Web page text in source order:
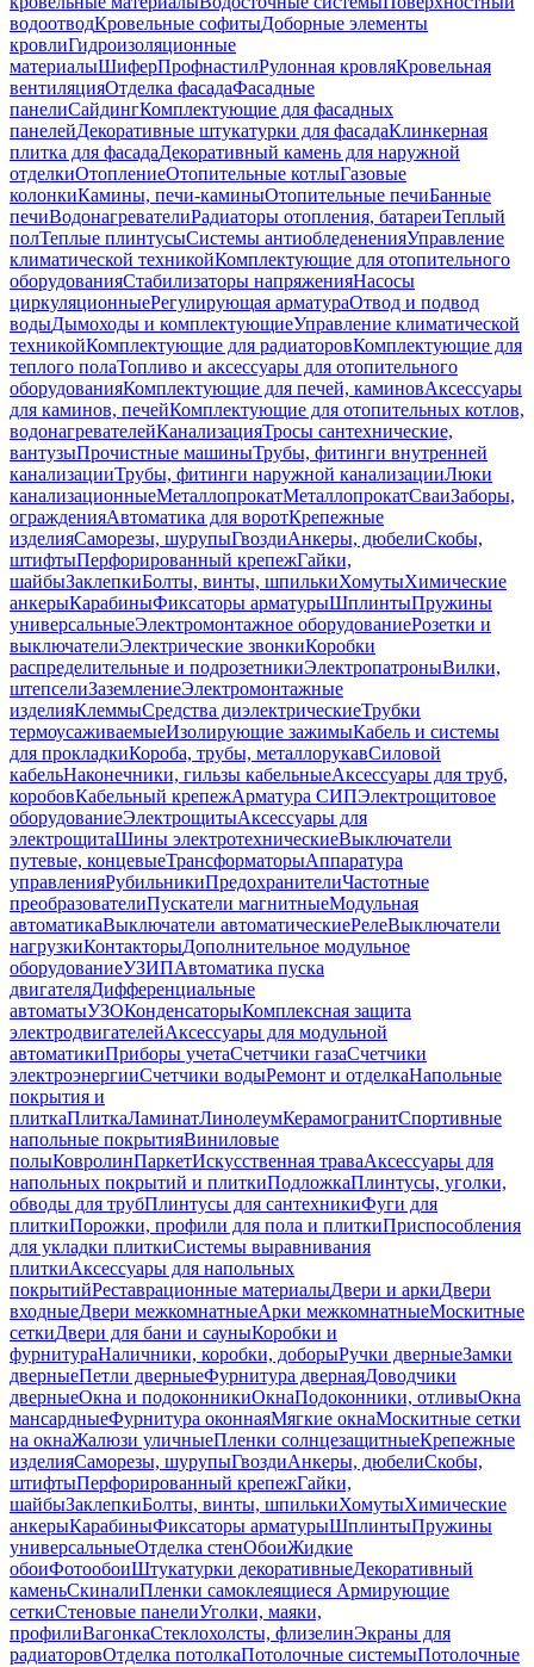
водоотводКровельные софитыДоборные элементы
кровлиГидроизоляционные
материалыШиферПрофнастилРулонная кровляКровельная
вентиляцияОтделка фасадаФасадные
панелиСайдингКомплектующие для фасадных
панелейДекоративные штукатурки для фасадаКлинкерная
плитка для фасадаДекоративный камень для наружной
отделкиОтоплениеОтопительные котлыГазовые
колонкиКамины, печи-каминыОтопительные печиБанные
печиВодонагревателиРадиаторы отопления, батареиТеплый
полТеплые плинтусыСистемы антиобледененияУправление
климатической техникойКомплектующие для отопительного
оборудованияСтабилизаторы напряженияНасосы
циркуляционныеРегулирующая арматураОтвод и подвод
водыДымоходы и комплектующиеУправление климатической
техникойКомплектующие для радиаторовКомплектующие для
теплого полаТопливо и аксессуары для отопительного
оборудованияКомплектующие для печей, каминовАксессуары
для каминов, печейКомплектующие для отопительных котлов,
водонагревателейКанализацияТросы сантехнические,
вантузыПрочистные машиныТрубы, фитинги внутренней
канализацииТрубы, фитинги наружной канализацииЛюки
канализационныеМеталлопрокатМеталлопрокатСваиЗаборы,
огражденияАвтоматика для воротКрепежные
изделияСаморезы, шурупыГвоздиАнкеры, дюбелиСкобы,
штифтыПерфорированный крепежГайки,
шайбыЗаклепкиБолты, винты, шпилькиХомутыХимические
анкерыКарабиныФиксаторы арматурыШплинтыПружины
универсальныеЭлектромонтажное оборудованиеРозетки и
выключателиЭлектрические звонкиКоробки
распределительные и подрозетникиЭлектропатроныВилки,
штепселиЗаземлениеЭлектромонтажные
изделияКлеммыСредства диэлектрическиеТрубки
термоусаживаемыеИзолирующие зажимыКабель и системы
для прокладкиКороба, трубы, металлорукавСиловой
кабельНаконечники, гильзы кабельныеАксессуары для труб,
коробовКабельный крепежАрматура СИПЭлектрощитовое
оборудованиеЭлектрощитыАксессуары для
электрощитаШины электротехническиеВыключатели
путевые, концевыеТрансформаторыАппаратура
управленияРубильникиПредохранителиЧастотные
преобразователиПускатели магнитныеМодульная
автоматикаВыключатели автоматическиеРелеВыключатели
нагрузкиКонтакторыДополнительное модульное
оборудованиеУЗИПАвтоматика пуска
двигателяДифференциальные
автоматыУЗОКонденсаторыКомплексная защита
электродвигателейАксессуары для модульной
автоматикиПриборы учетаСчетчики газаСчетчики
электроэнергииСчетчики водыРемонт и отделкаНапольные
покрытия и
плиткаПлиткаЛаминатЛинолеумКерамогранитСпортивные
напольные покрытияВиниловые
полыКовролинПаркетИскусственная траваАксессуары для
напольных покрытий и плиткиПодложкаПлинтусы, уголки,
обводы для трубПлинтусы для сантехникиФуги для
плиткиПорожки, профили для пола и плиткиПриспособления
для укладки плиткиСистемы выравнивания
плиткиАксессуары для напольных
покрытийРеставрационные материалыДвери и аркиДвери
входныеДвери межкомнатныеАрки межкомнатныеМоскитные
сеткиДвери для бани и сауныКоробки и
фурнитураНаличники, коробки, доборыРучки дверныеЗамки
дверныеПетли дверныеФурнитура двернаяДоводчики
дверныеОкна и подоконникиОкнаПодоконники, отливыОкна
мансардныеФурнитура оконнаяМягкие окнаМоскитные сетки
на окнаЖалюзи уличныеПленки солнцезащитныеКрепежные
изделияСаморезы, шурупыГвоздиАнкеры, дюбелиСкобы,
штифтыПерфорированный крепежГайки,
шайбыЗаклепкиБолты, винты, шпилькиХомутыХимические
анкерыКарабиныФиксаторы арматурыШплинтыПружины
универсальныеОтделка стенОбоиЖидкие
обоиФотообоиШтукатурки декоративныеДекоративный
каменьСкиналиПленки самоклеящиеся Армирующие
сеткиСтеновые панелиУголки, маяки,
профилиВагонкаСтеклохолсты, флизелинЭкраны для
радиаторовОтделка потолкаПотолочные системыПотолочные